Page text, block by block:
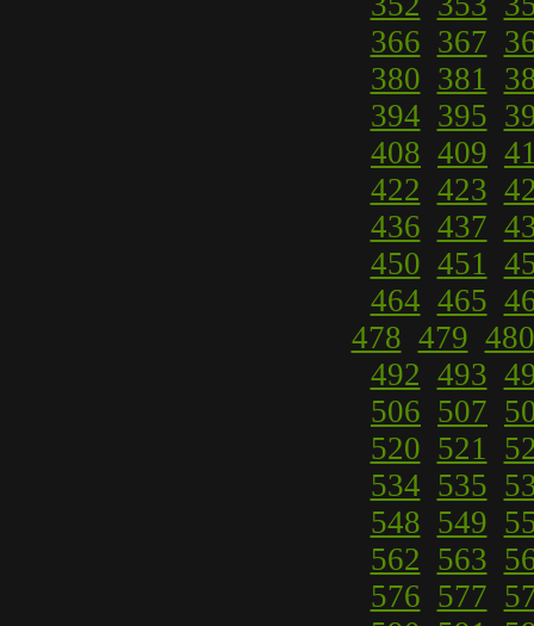
366 367
380 381
394 395
408 409
422 423
436 437
450 451
464 465
478 479 480
492 493
506 507
520 521
534 535
548 549
562 563
576 577